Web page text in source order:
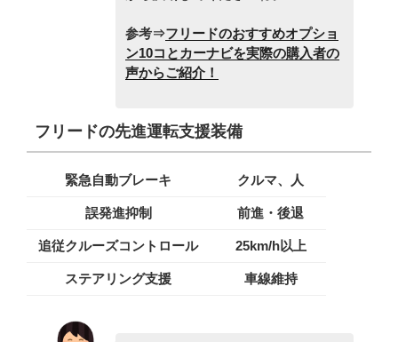
参考⇒フリードのおすすめオプショ
ン10コとカーナビを実際の購入者の
声からご紹介！
フリードの先進運転支援装備
緊急自動ブレーキ クルマ、人
誤発進抑制 前進・後退
追従クルーズコントロール 25km/h以上
ステアリング支援 車線維持